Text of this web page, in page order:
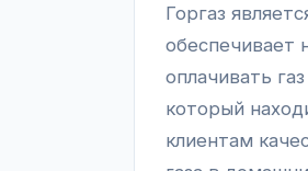
Горгаз
обеспечивает
оплачивать
который
клиентам